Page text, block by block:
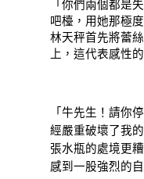
「你們兩個都是
吧檯，用她那極
林天秤首先將蕾
上，這代表感性
「牛先生！請你
經嚴重破壞了我
張水瓶的處境更
感到一股強烈的